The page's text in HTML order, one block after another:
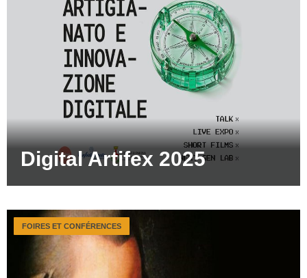
Digital Artifex 2025
FOIRES ET CONFÉRENCES